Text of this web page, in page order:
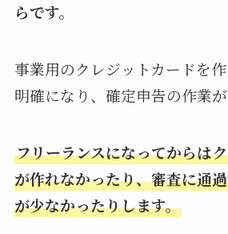
らです。
事業用のクレジットカードを
明確になり、確定申告の作業が
フリーランスになってからは
が作れなかったり、審査に通
が少なかったりします。